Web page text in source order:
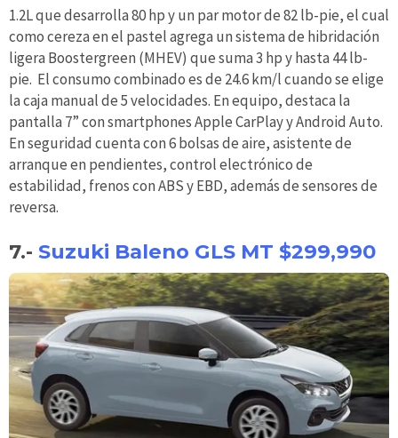
1.2L que desarrolla 80 hp y un par motor de 82 lb-pie, el cual
como cereza en el pastel agrega un sistema de hibridación
ligera Boostergreen (MHEV) que suma 3 hp y hasta 44 lb-
pie. El consumo combinado es de 24.6 km/l cuando se elige
la caja manual de 5 velocidades. En equipo, destaca la
pantalla 7” con smartphones Apple CarPlay y Android Auto.
En seguridad cuenta con 6 bolsas de aire, asistente de
arranque en pendientes, control electrónico de
estabilidad, frenos con ABS y EBD, además de sensores de
reversa.
7.- Suzuki Baleno GLS MT $299,990